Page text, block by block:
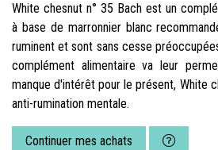
White chesnut n° 35 Bach est un
à base de marronnier blanc
ruminent et sont sans cesse
complément alimentaire va leur
manque d'intérêt pour le présent, White
anti-rumination mentale.
Continuer mes achats